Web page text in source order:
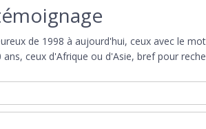
de 1998 à aujourd'hui, ceux avec le
ans, ceux d'Afrique ou d'Asie, bref pour